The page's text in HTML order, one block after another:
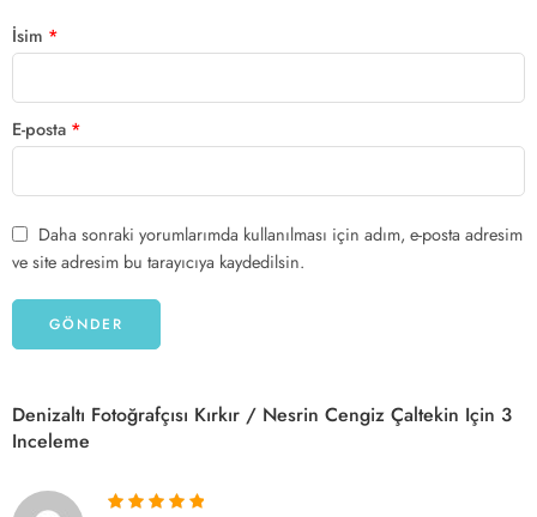
İsim *
E-posta *
Daha sonraki yorumlarımda kullanılması için adım, e-posta adresim
ve site adresim bu tarayıcıya kaydedilsin.
Denizaltı Fotoğrafçısı Kırkır / Nesrin Cengiz Çaltekin Için 3
Inceleme